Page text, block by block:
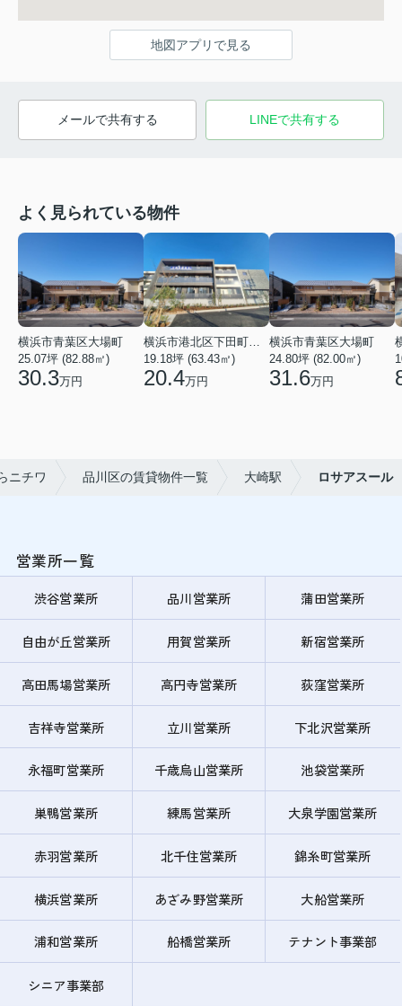
地図アプリで見る
メールで共有する LINEで共有する
よく見られている物件
横浜市青葉区大場町
25.07坪 (82.88㎡)
30.3万円
19.18坪 (63.43㎡)
20.4万円
横浜市青葉区大場町
24.80坪 (82.00㎡)
31.6万円
ニチワ 品川区の賃貸物件一覧 大崎駅 ロサアスール
営業所一覧
渋谷営業所 品川営業所 蒲田営業所
自由が丘営業所 用賀営業所 新宿営業所
高田馬場営業所 高円寺営業所 荻窪営業所
吉祥寺営業所 立川営業所 下北沢営業所
永福町営業所 千歳烏山営業所 池袋営業所
巣鴨営業所 練馬営業所 大泉学園営業所
赤羽営業所 北千住営業所 錦糸町営業所
横浜営業所 あざみ野営業所 大船営業所
浦和営業所 船橋営業所 テナント事業部
シニア事業部